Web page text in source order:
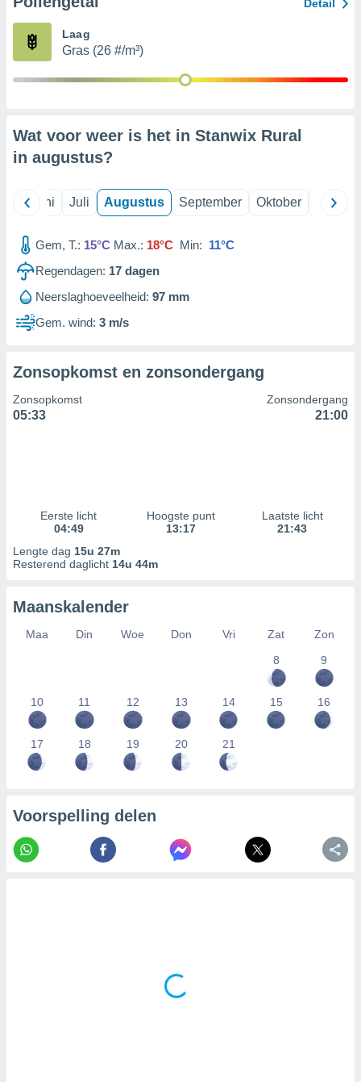
partners
Detail
Laag
Gras (26 #/m³)
Wat voor weer is het in Stanwix Rural
in augustus?
Juni Juli Augustus September Oktober
Gem, T.: 15°C Max.: 18°C Min: 11°C
Regendagen: 17 dagen
Neerslaghoeveelheid: 97 mm
Gem. wind: 3 m/s
Zonsopkomst en zonsondergang
Zonsopkomst
05:33
Zonsondergang
21:00
Eerste licht
04:49
Hoogste punt
13:17
Laatste licht
21:43
Lengte dag 15u 27m
Resterend daglicht 14u 44m
Maanskalender
Maa Din Woe Don Vri Zat
Zon
8
9
10 11 12 13 14 15 16
17 18 19 20 21
Voorspelling delen